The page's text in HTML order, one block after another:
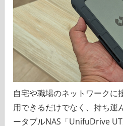
自宅や職場のネットワークに
用できるだけでなく、持ち運
ータブルNAS「UnifuDrive